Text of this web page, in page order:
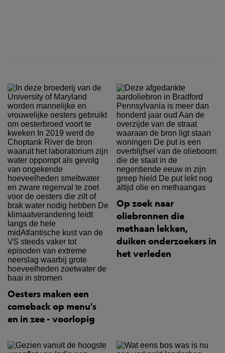
Oesters maken een
comeback op menu's
en in zee - voorlopig
Op zoek naar
oliebronnen die
methaan lekken,
duiken onderzoekers in
het verleden